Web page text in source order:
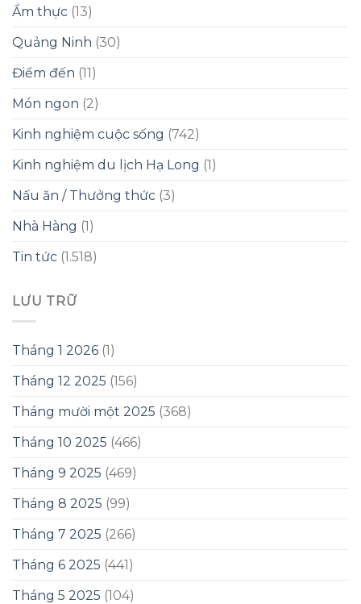
Ẩm thực (13)
Quảng Ninh (30)
Điểm đến (11)
Món ngon (2)
Kinh nghiệm cuộc sống (742)
Kinh nghiệm du lịch Hạ Long (1)
Nấu ăn / Thưởng thức (3)
Nhà Hàng (1)
Tin tức (1.518)
LƯU TRỮ
Tháng 1 2026 (1)
Tháng 12 2025 (156)
Tháng mười một 2025 (368)
Tháng 10 2025 (466)
Tháng 9 2025 (469)
Tháng 8 2025 (99)
Tháng 7 2025 (266)
Tháng 6 2025 (441)
Tháng 5 2025 (104)